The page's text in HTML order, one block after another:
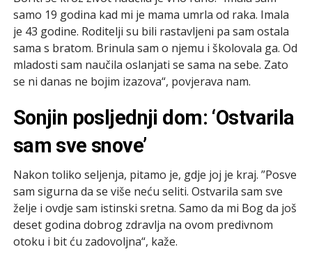
samo 19 godina kad mi je mama umrla od raka. Imala
je 43 godine. Roditelji su bili rastavljeni pa sam ostala
sama s bratom. Brinula sam o njemu i školovala ga. Od
mladosti sam naučila oslanjati se sama na sebe. Zato
se ni danas ne bojim izazova“, povjerava nam.
Sonjin posljednji dom: ‘Ostvarila
sam sve snove’
Nakon toliko seljenja, pitamo je, gdje joj je kraj. ”Posve
sam sigurna da se više neću seliti. Ostvarila sam sve
želje i ovdje sam istinski sretna. Samo da mi Bog da još
deset godina dobrog zdravlja na ovom predivnom
otoku i bit ću zadovoljna“, kaže.